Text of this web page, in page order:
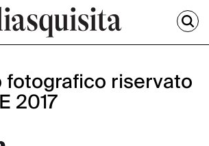
riservato
2017